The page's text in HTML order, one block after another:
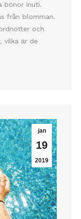
bönor inuti.
från blomman.
och
vilka är de
jan
19
2019